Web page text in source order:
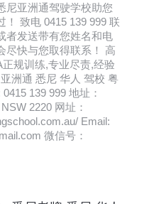
尼亚洲通驾驶学校助您
致电 0415 139 999 联
者发送带有您姓名和电
尽快与您取得联系！ 高
规训练,专业尽责,经验
洲通 悉尼 华人 驾校 粤
139 999 地址：
2220 网址：
Email:
微信号：